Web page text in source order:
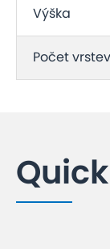
Výška
Počet